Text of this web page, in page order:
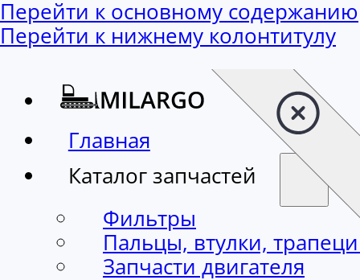
Перейти к основному содержанию
Перейти к нижнему колонтитулу
Главная
Каталог запчастей
Фильтры
Пальцы, втулки,
Запчасти двигателя